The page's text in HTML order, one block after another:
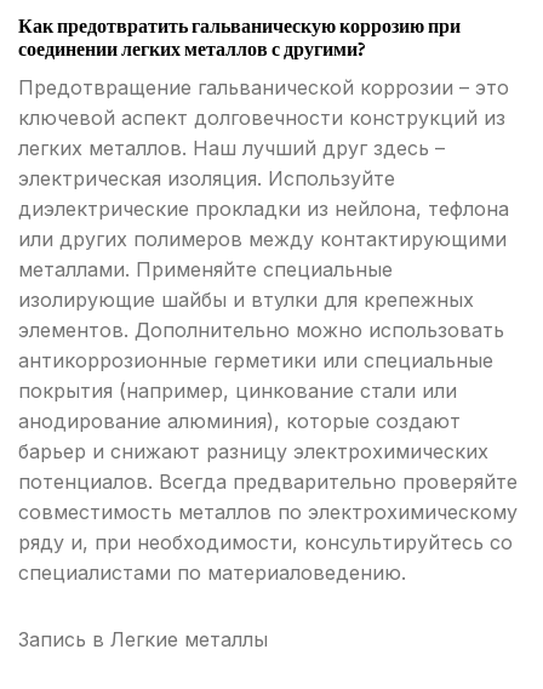
Как предотвратить гальваническую коррозию при
соединении легких металлов с другими?
Предотвращение гальванической коррозии – это
ключевой аспект долговечности конструкций из
легких металлов. Наш лучший друг здесь –
электрическая изоляция. Используйте
диэлектрические прокладки из нейлона, тефлона
или других полимеров между контактирующими
металлами. Применяйте специальные
изолирующие шайбы и втулки для крепежных
элементов. Дополнительно можно использовать
антикоррозионные герметики или специальные
покрытия (например, цинкование стали или
анодирование алюминия), которые создают
барьер и снижают разницу электрохимических
потенциалов. Всегда предварительно проверяйте
совместимость металлов по электрохимическому
ряду и, при необходимости, консультируйтесь со
специалистами по материаловедению.
Запись в Легкие металлы